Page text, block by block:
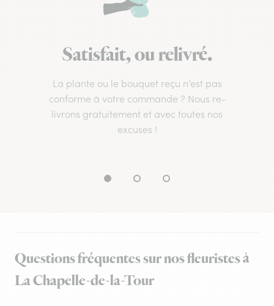
Satisfait, ou relivré.
La plante ou le bouquet reçu n’est pas
conforme à votre commande ? Nous re-
livrons gratuitement et avec toutes nos
excuses !
Questions fréquentes sur nos fleuristes à
La Chapelle-de-la-Tour